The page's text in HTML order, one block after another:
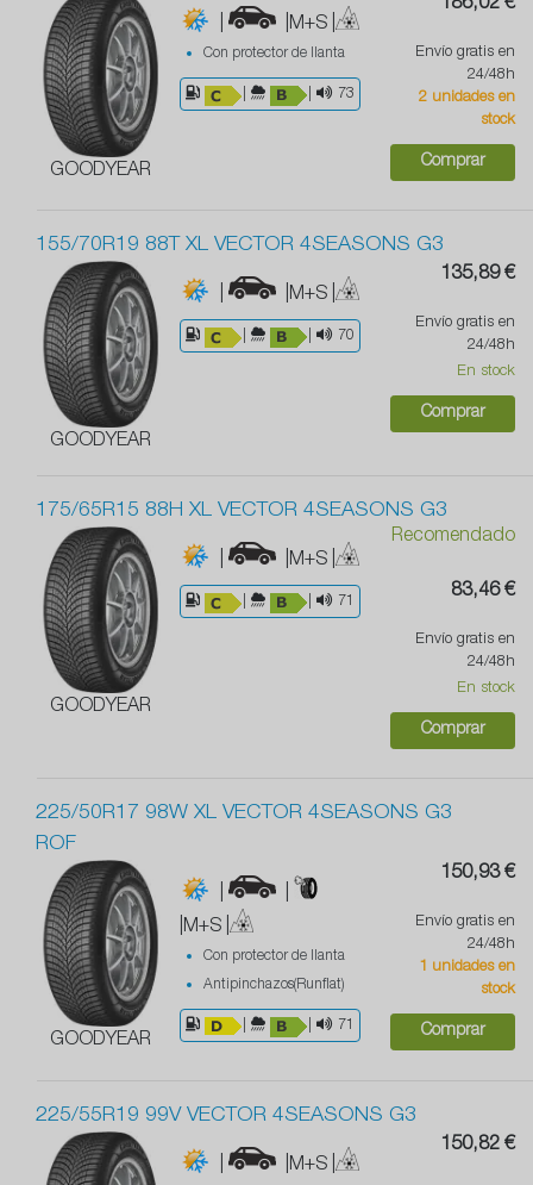
GOODYEAR
| |M+S |
Con protector de llanta
73
186,02 €
Envío gratis en
24/48h
2 unidades en
stock
Comprar
155/70R19 88T XL VECTOR 4SEASONS G3
GOODYEAR
| |M+S |
70
135,89 €
Envío gratis en
24/48h
En stock
Comprar
175/65R15 88H XL VECTOR 4SEASONS G3
GOODYEAR
| |M+S |
71
Recomendado
83,46 €
Envío gratis en
24/48h
En stock
Comprar
225/50R17 98W XL VECTOR 4SEASONS G3
ROF
GOODYEAR
|
|M+S |
Con protector de llanta
Antipinchazos(Runflat)
71
150,93 €
Envío gratis en
24/48h
1 unidades en
stock
Comprar
225/55R19 99V VECTOR 4SEASONS G3
| |M+S |
150,82 €